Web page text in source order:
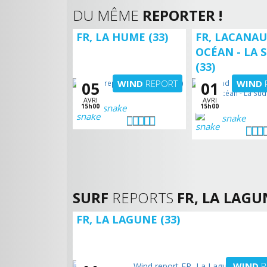
DU MÊME REPORTER !
FR, LA HUME (33)
05
AVRI
15h00
WIND REPORT
snake
FR, LACANAU
OCÉAN - LA
(33)
01
AVRI
15h00
WIND
snake
SURF REPORTS FR, LA
FR, LA LAGUNE (33)